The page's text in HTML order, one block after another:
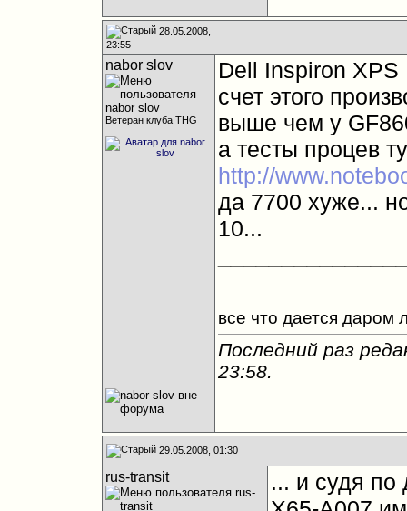
28.05.2008,
23:55
nabor slov
Ветеран клуба THG
Dell Inspiron XPS
счет этого
выше чем у
а тесты процев
http://
да 7700 хуже...
10...
все что дается даром
Последний раз
23:58.
29.05.2008, 01:30
rus-transit
... и судя